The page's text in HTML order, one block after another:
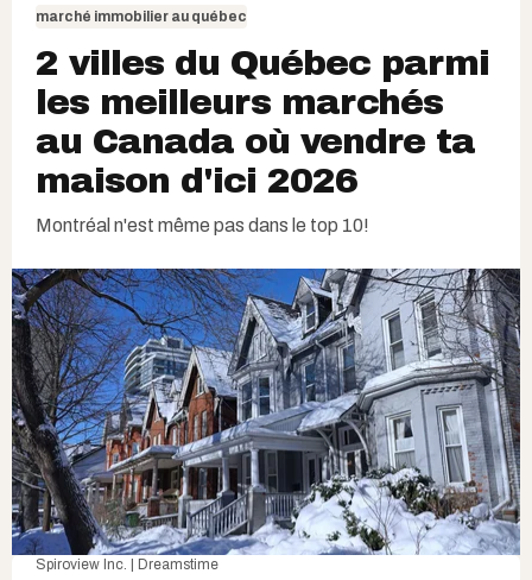
marché immobilier au québec
2 villes du Québec parmi
les meilleurs marchés
au Canada où vendre ta
maison d'ici 2026
Montréal n'est même pas dans le top 10!
Spiroview Inc. | Dreamstime